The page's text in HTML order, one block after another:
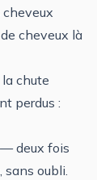
cheveux là
chute
perdus :
— deux fois
oubli.